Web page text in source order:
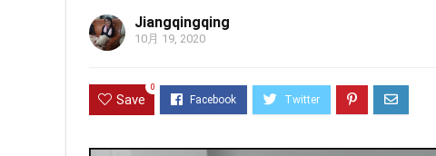
Jiangqingqing
10月 19, 2020
Save
0